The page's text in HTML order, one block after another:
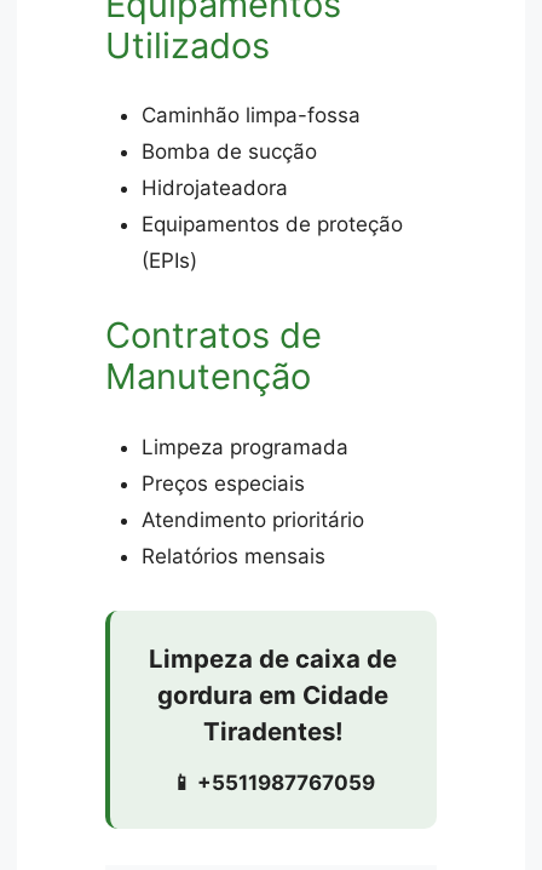
Utilizados
Caminhão limpa-fossa
Bomba de sucção
Hidrojateadora
Equipamentos de proteção
(EPIs)
Contratos de
Manutenção
Limpeza programada
Preços especiais
Atendimento prioritário
Relatórios mensais
Limpeza de caixa de
gordura em Cidade
Tiradentes!
📱 +5511987767059